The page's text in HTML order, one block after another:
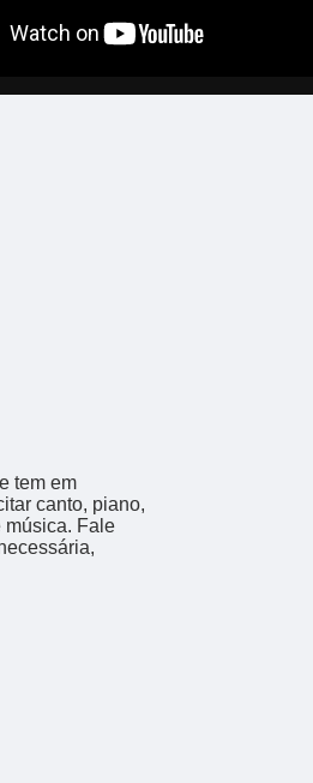
tem em
canto, piano,
música. Fale